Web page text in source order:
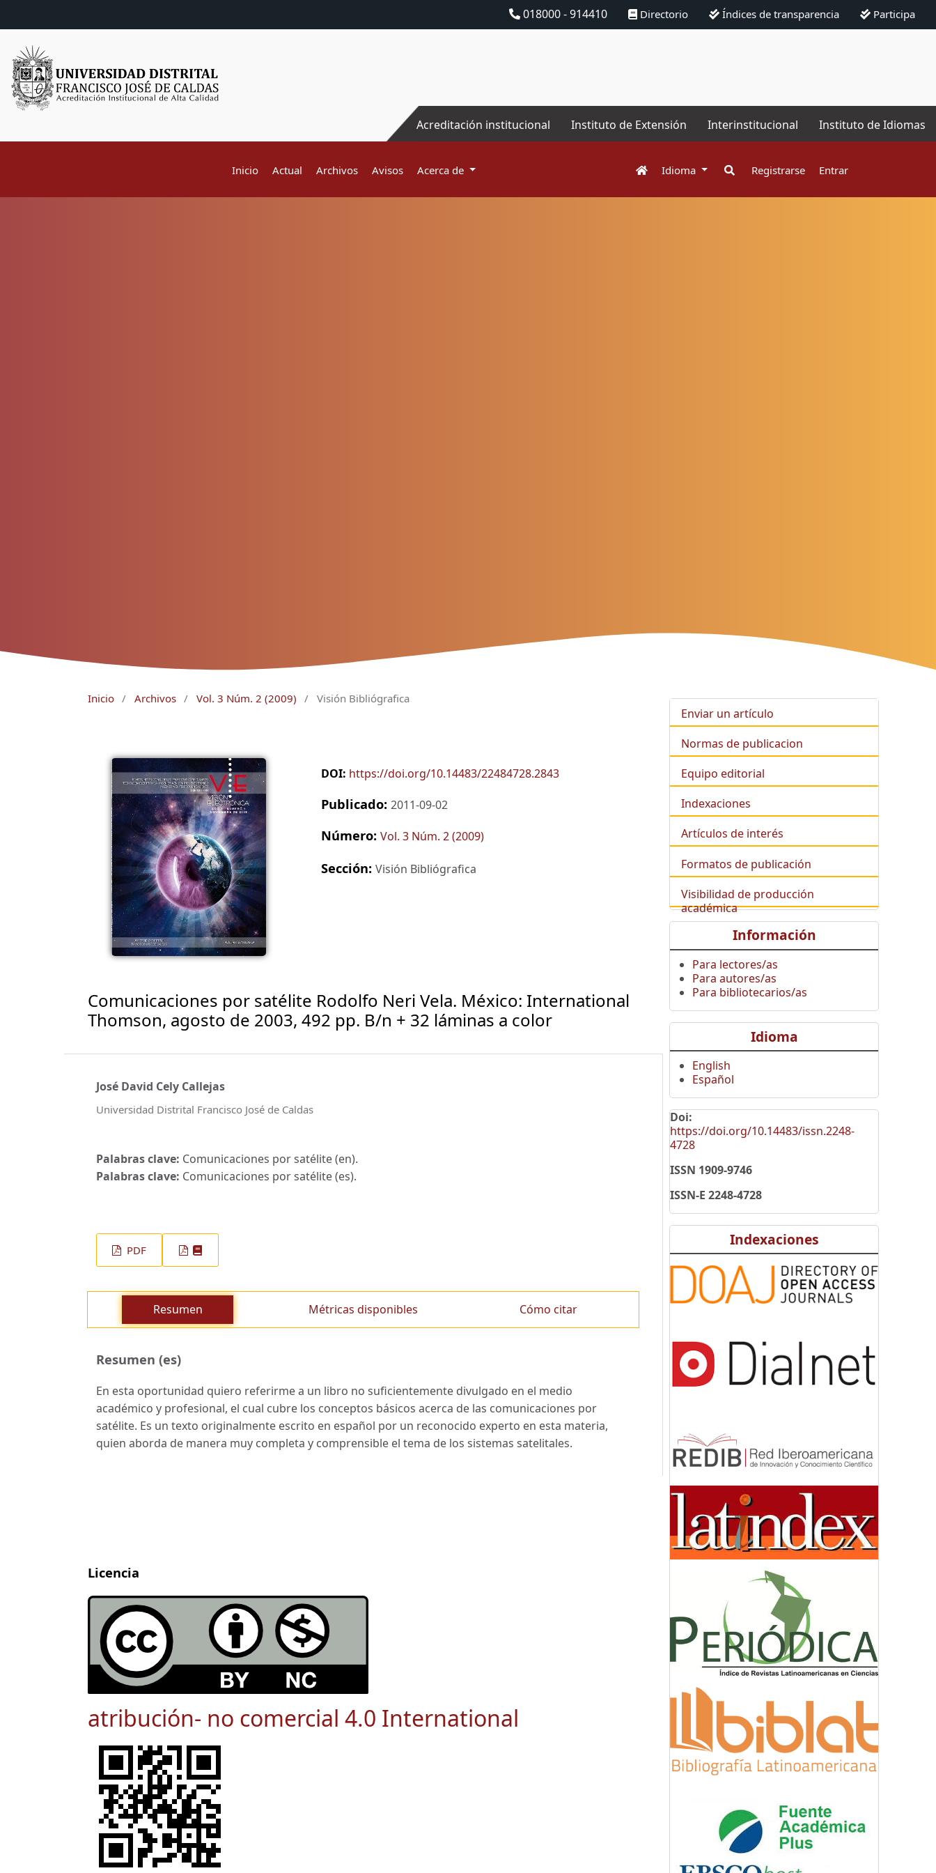
018000 - 914410 Directorio Índices de transparencia Participa
Acreditación institucional Instituto de Extensión Interinstitucional Instituto de Idiomas
Inicio Actual Archivos Avisos Acerca de Idioma Registrarse Entrar
Inicio / Archivos / Vol. 3 Núm. 2 (2009) / Visión Bibliógrafica
DOI: https://doi.org/10.14483/22484728.2843
Publicado: 2011-09-02
Número: Vol. 3 Núm. 2 (2009)
Sección: Visión Bibliógrafica
Comunicaciones por satélite Rodolfo Neri Vela. México: International
Thomson, agosto de 2003, 492 pp. B/n + 32 láminas a color
José David Cely Callejas
Universidad Distrital Francisco José de Caldas
Palabras clave: Comunicaciones por satélite (en).
Palabras clave: Comunicaciones por satélite (es).
PDF
Resumen Métricas disponibles Cómo citar
Resumen (es)
En esta oportunidad quiero referirme a un libro no suficientemente divulgado en el medio
académico y profesional, el cual cubre los conceptos básicos acerca de las comunicaciones por
satélite. Es un texto originalmente escrito en español por un reconocido experto en esta materia,
quien aborda de manera muy completa y comprensible el tema de los sistemas satelitales.
Licencia
atribución- no comercial 4.0 International
Enviar un artículo
Normas de publicacion
Equipo editorial
Indexaciones
Artículos de interés
Formatos de publicación
Visibilidad de producción
académica
Información
Para lectores/as
Para autores/as
Para bibliotecarios/as
Idioma
English
Español
Doi:
https://doi.org/10.14483/issn.2248-
4728
ISSN 1909-9746
ISSN-E 2248-4728
Indexaciones